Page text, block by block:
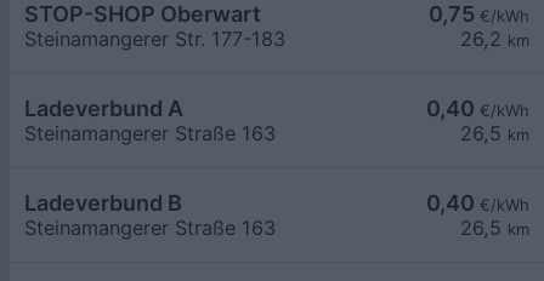
0,75 €/kWh
26,2 km
STOP-SHOP Oberwart
Steinamangerer Str. 177-183
0,40 €/kWh
26,5 km
Ladeverbund A
Steinamangerer Straße 163
0,40 €/kWh
26,5 km
Ladeverbund B
Steinamangerer Straße 163